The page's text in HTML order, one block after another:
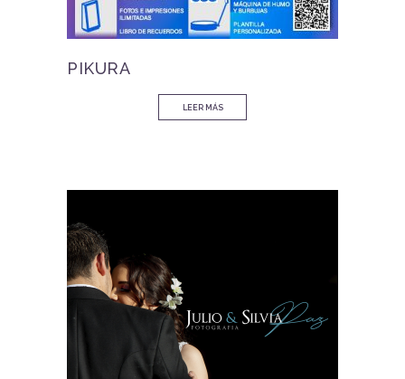
PIKURA
LEER MÁS